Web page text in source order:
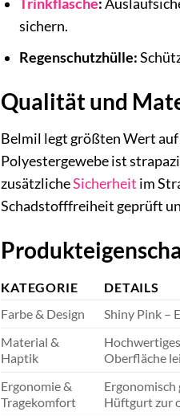
Trinkflasche:
sichern.
Regenschutzhülle:
Qualität und
Belmil legt größten Wert
Polyestergewebe ist
zusätzlicheSicherheit im
Schadstofffreiheit geprüft
KATEGORIE
DETAILS
Farbe & Design
Shiny Pink –
Material &
Haptik
Oberfläche
Ergonomie &
Tragekomfort
Hüftgurt zur